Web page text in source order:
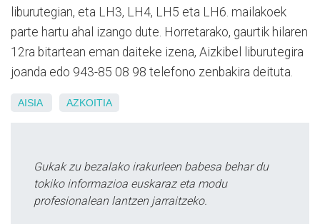
liburutegian, eta LH3, LH4, LH5 eta LH6. mailakoek
parte hartu ahal izango dute. Horretarako, gaurtik hilaren
12ra bitartean eman daiteke izena, Aizkibel liburutegira
joanda edo 943-85 08 98 telefono zenbakira deituta.
AISIA AZKOITIA
Gukak zu bezalako irakurleen babesa behar du
tokiko informazioa euskaraz eta modu
profesionalean lantzen jarraitzeko.